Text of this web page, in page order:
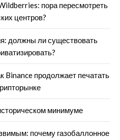
пора пересмотреть
центров?
должны ли существовать
Binance продолжает печатать
минимуме
почему газобаллонное